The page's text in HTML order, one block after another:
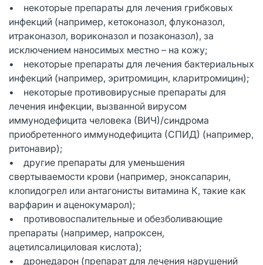
• некоторые препараты для лечения грибковых
инфекций (например, кетоконазол, флуконазол,
итраконазол, вориконазол и позаконазол), за
исключением наносимых местно – на кожу;
• некоторые препараты для лечения бактериальных
инфекций (например, эритромицин, кларитромицин);
• некоторые противовирусные препараты для
лечения инфекции, вызванной вирусом
иммунодефицита человека (ВИЧ)/синдрома
приобретенного иммунодефицита (СПИД) (например,
ритонавир);
• другие препараты для уменьшения
свертываемости крови (например, эноксапарин,
клопидогрел или антагонисты витамина К, такие как
варфарин и аценокумарол);
• противовоспалительные и обезболивающие
препараты (например, напроксен,
ацетилсалициловая кислота);
• дронедарон (препарат для лечения нарушений